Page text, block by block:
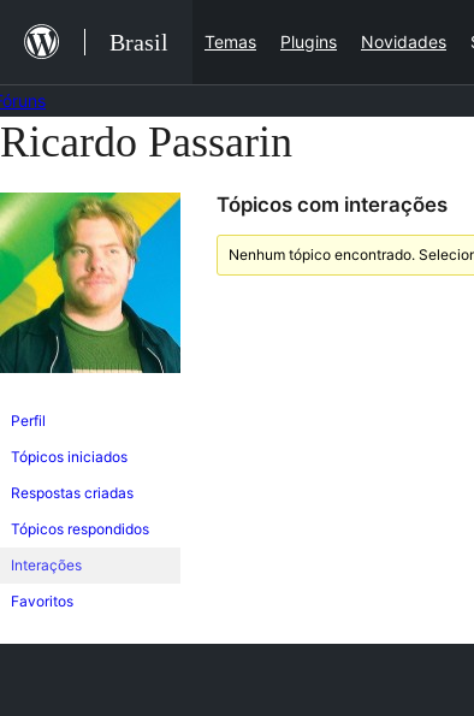
para
o
conteúdo
Brasil Temas Plugins Novidades
Pular
o
conteúdo
Ricardo Passarin
Perfil
Tópicos iniciados
Respostas criadas
Tópicos respondidos
Interações
Favoritos
Tópicos com interações
Nenhum tópico encontrado.